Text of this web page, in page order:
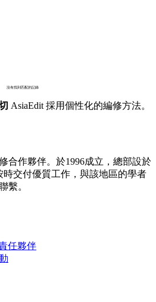
沒有找到匹配的記錄
AsiaEdit 採用個性化的編修方法。
合作夥伴。於1996成立，總部設於
時交付優質工作，與該地區的學者
繫。
任夥伴